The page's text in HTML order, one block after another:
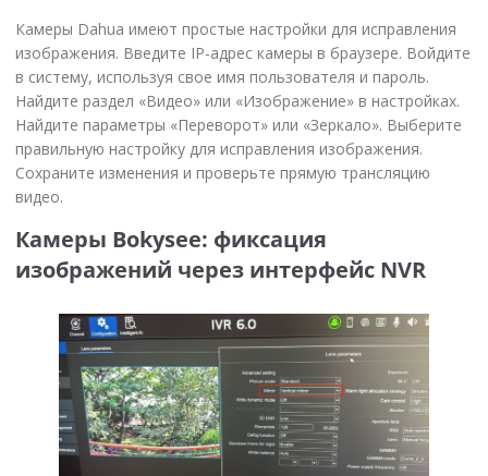
Камеры Dahua имеют простые настройки для исправления
изображения. Введите IP-адрес камеры в браузере. Войдите
в систему, используя свое имя пользователя и пароль.
Найдите раздел «Видео» или «Изображение» в настройках.
Найдите параметры «Переворот» или «Зеркало». Выберите
правильную настройку для исправления изображения.
Сохраните изменения и проверьте прямую трансляцию
видео.
Камеры Bokysee: фиксация
изображений через интерфейс NVR